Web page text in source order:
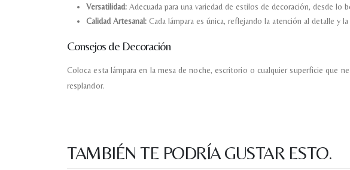
Versatilidad: Adecuada para una variedad de estilos de decoración, desde lo
Calidad Artesanal: Cada lámpara es única, reflejando la atención al detalle y
Consejos de Decoración
Coloca esta lámpara en la mesa de noche, escritorio o cualquier superficie que
resplandor.
TAMBIÉN TE PODRÍA GUSTAR ESTO.